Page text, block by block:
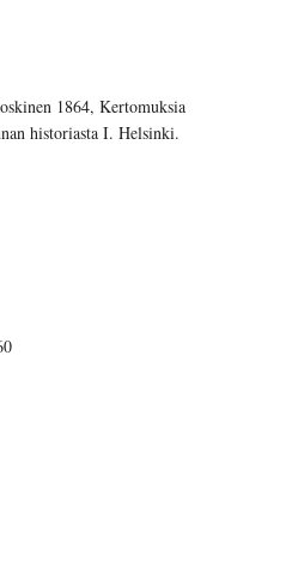
1864, Kertomuksia
historiasta I. Helsinki.